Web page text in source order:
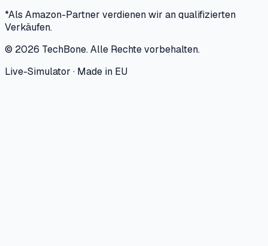
*Als Amazon-Partner verdienen wir an qualifizierten
Verkäufen.
© 2026 TechBone.Alle Rechte vorbehalten.
Live-Simulator · Made in EU